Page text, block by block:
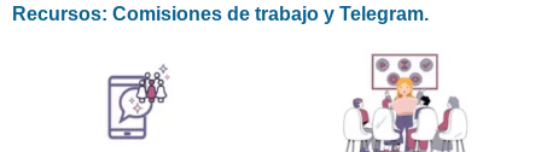
Recursos: Comisiones de trabajo y Telegram.